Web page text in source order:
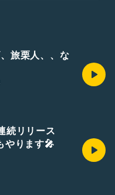
旅栗人、、な
続リリース
やります🎤